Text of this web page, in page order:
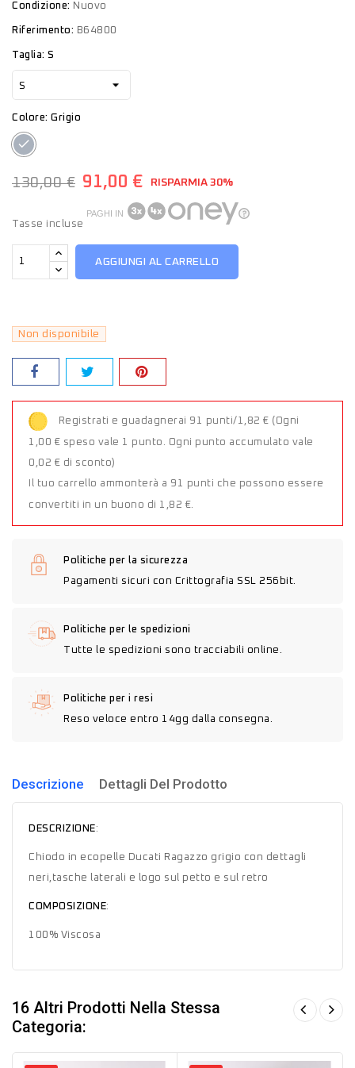
Condizione: Nuovo
Riferimento: B64800
Taglia: S
Colore: Grigio
Grigio
130,00 € 91,00 € RISPARMIA 30%
Tasse incluse
PAGHI IN
AGGIUNGI AL CARRELLO
Non disponibile
Registrati e guadagnerai 91 punti/1,82 € (Ogni
1,00 € speso vale 1 punto. Ogni punto accumulato vale
0,02 € di sconto)
Il tuo carrello ammonterà a 91 punti che possono essere
convertiti in un buono di 1,82 €.
Politiche per la sicurezza
Pagamenti sicuri con Crittografia SSL 256bit.
Politiche per le spedizioni
Tutte le spedizioni sono tracciabili online.
Politiche per i resi
Reso veloce entro 14gg dalla consegna.
Descrizione Dettagli Del Prodotto
DESCRIZIONE:
Chiodo in ecopelle Ducati Ragazzo grigio con dettagli
neri,tasche laterali e logo sul petto e sul retro
COMPOSIZIONE:
100% Viscosa
16 Altri Prodotti Nella Stessa
Categoria: